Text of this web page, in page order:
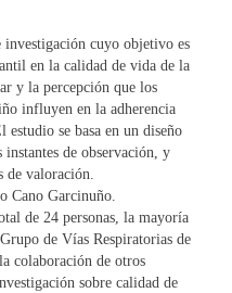
cuyo objetivo es
en la calidad de vida de la
y la percepción que los
influyen en la adherencia
se basa en un diseño
de observación, y
de valoración.
Cano Garcinuño.
de 24 personas, la mayoría
de Vías Respiratorias de
colaboración de otros
sobre calidad de